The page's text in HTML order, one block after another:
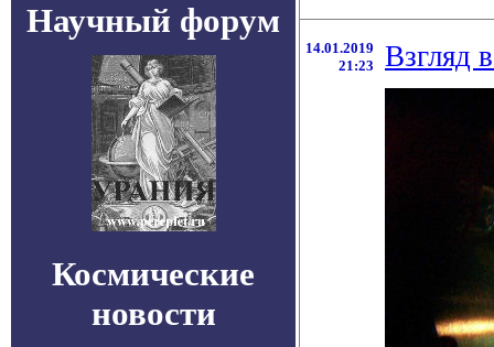
Научный форум
Космические
новости
14.01.2019
21:23
Взгляд